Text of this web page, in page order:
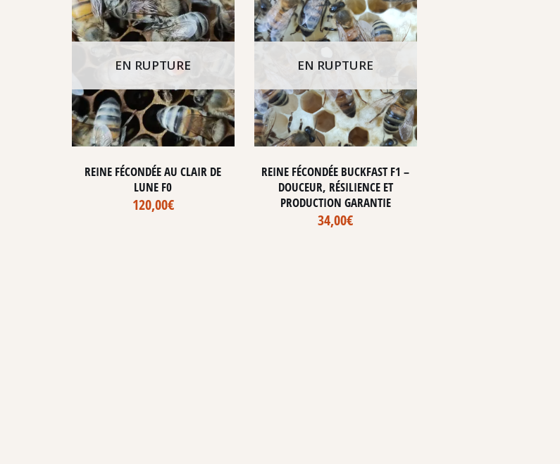
EN RUPTURE
REINE FÉCONDÉE AU CLAIR DE
LUNE F0
120,00€
EN RUPTURE
REINE FÉCONDÉE BUCKFAST F1 –
DOUCEUR, RÉSILIENCE ET
PRODUCTION GARANTIE
34,00€